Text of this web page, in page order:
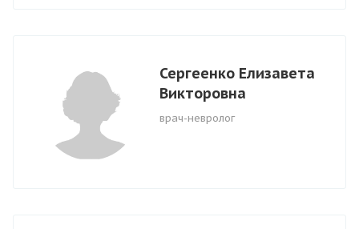
Сергеенко Елизавета
Викторовна
врач-невролог